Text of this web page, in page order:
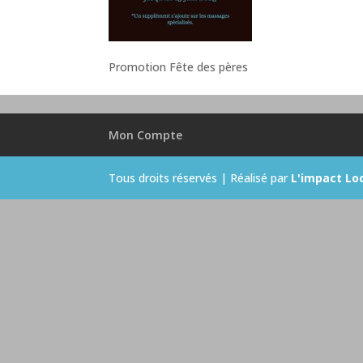
Promotion Fête des pères
Mon Compte
Tous droits réservés | Réalisé par L'impact